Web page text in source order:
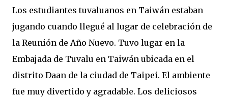
Los estudiantes tuvaluanos en Taiwán estaban
jugando cuando llegué al lugar de celebración de
la Reunión de Año Nuevo. Tuvo lugar en la
Embajada de Tuvalu en Taiwán ubicada en el
distrito Daan de la ciudad de Taipei. El ambiente
fue muy divertido y agradable. Los deliciosos